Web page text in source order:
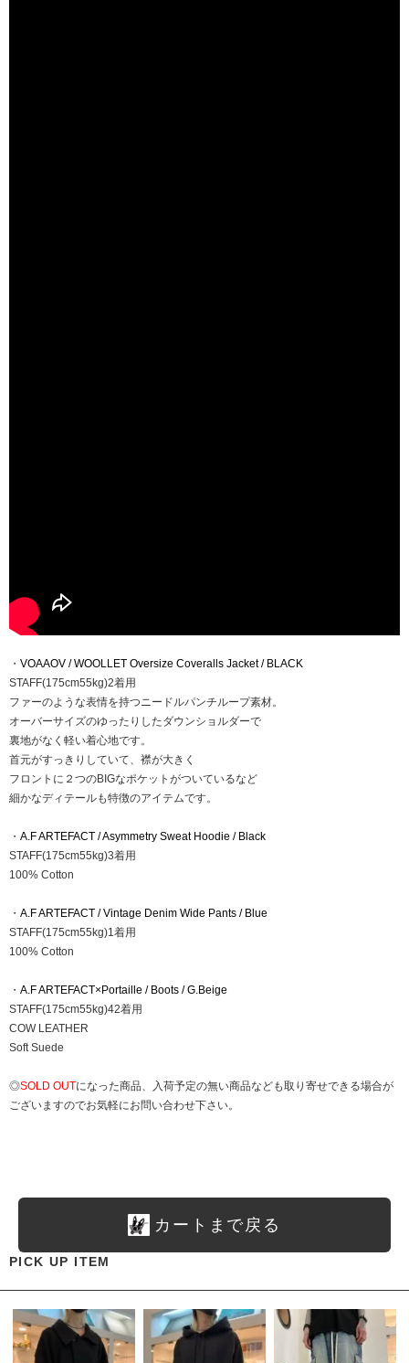
・ VOAAOV / WOOLLET Oversize Coveralls Jacket / BLACK
STAFF(175cm55kg)2着用
ファーのような表情を持つニードルパンチループ素材。
オーバーサイズのゆったりしたダウンショルダーで
裏地がなく軽い着心地です。
首元がすっきりしていて、襟が大きく
フロントに２つのBIGなポケットがついているなど
細かなディテールも特徴のアイテムです。
・ A.F ARTEFACT / Asymmetry Sweat Hoodie / Black
STAFF(175cm55kg)3着用
100% Cotton
・ A.F ARTEFACT / Vintage Denim Wide Pants / Blue
STAFF(175cm55kg)1着用
100% Cotton
・ A.F ARTEFACT×Portaille / Boots / G.Beige
STAFF(175cm55kg)42着用
COW LEATHER
Soft Suede
◎SOLD OUTになった商品、入荷予定の無い商品なども取り寄せできる場合が
ございますのでお気軽にお問い合わせ下さい。
カートまで戻る
PICK UP ITEM